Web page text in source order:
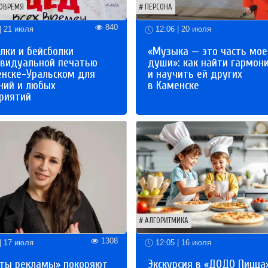
21 июля 840
и бейсболки
печатью
Уральском для
и любых
ПЕРСОНА
12:06 | 20 июля
«Музыка — это часть
души»: как найти
и научить ей других
в Каменске
17 июля 1308
рекламы» покоряют
АЛГОРИТМИКА
12:05 | 16 июля
Экскурсия в «ДОДО